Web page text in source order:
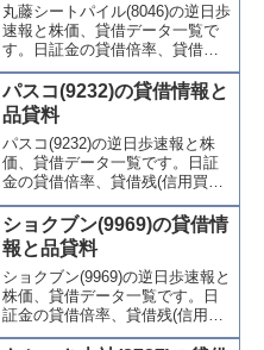
丸藤シートパイル(8046)の逆日歩
速報と株価、貸借データ一覧で
す。日証金の貸借倍率、貸借残
(信用買残、信用売残)、品貸料
(逆日歩)、東証の週末残高、規制
(注意喚起・申込停止)など、空売
り関連情報を集計し、図解でわ
かりやすくまとめて掲載してい
ます。
パスコ(9232)の貸借情報と
品貸料
パスコ(9232)の逆日歩速報と株
価、貸借データ一覧です。日証
金の貸借倍率、貸借残(信用買
残、信用売残)、品貸料(逆日
歩)、東証の週末残高、規制(注意
喚起・申込停止)など、空売り関
連情報を集計し、図解でわかり
やすくまとめて掲載していま
す。
ショクブン(9969)の貸借情
報と品貸料
ショクブン(9969)の逆日歩速報と
株価、貸借データ一覧です。日
証金の貸借倍率、貸借残(信用買
残、信用売残)、品貸料(逆日